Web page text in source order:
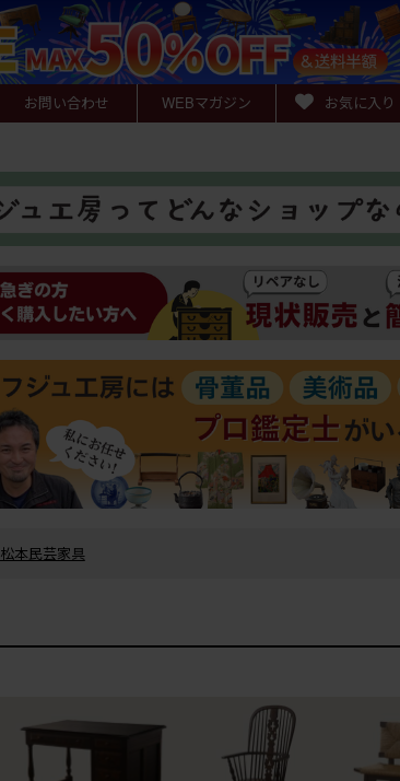
お問い合わせ WEBマガジン お気に入り
松本民芸家具